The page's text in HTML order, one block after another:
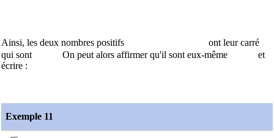
Ainsi, les deux nombres positifs
ont leur carré
qui sont
On peut alors affirmer qu'il sont eux-même
et
écrire :
Exemple 11